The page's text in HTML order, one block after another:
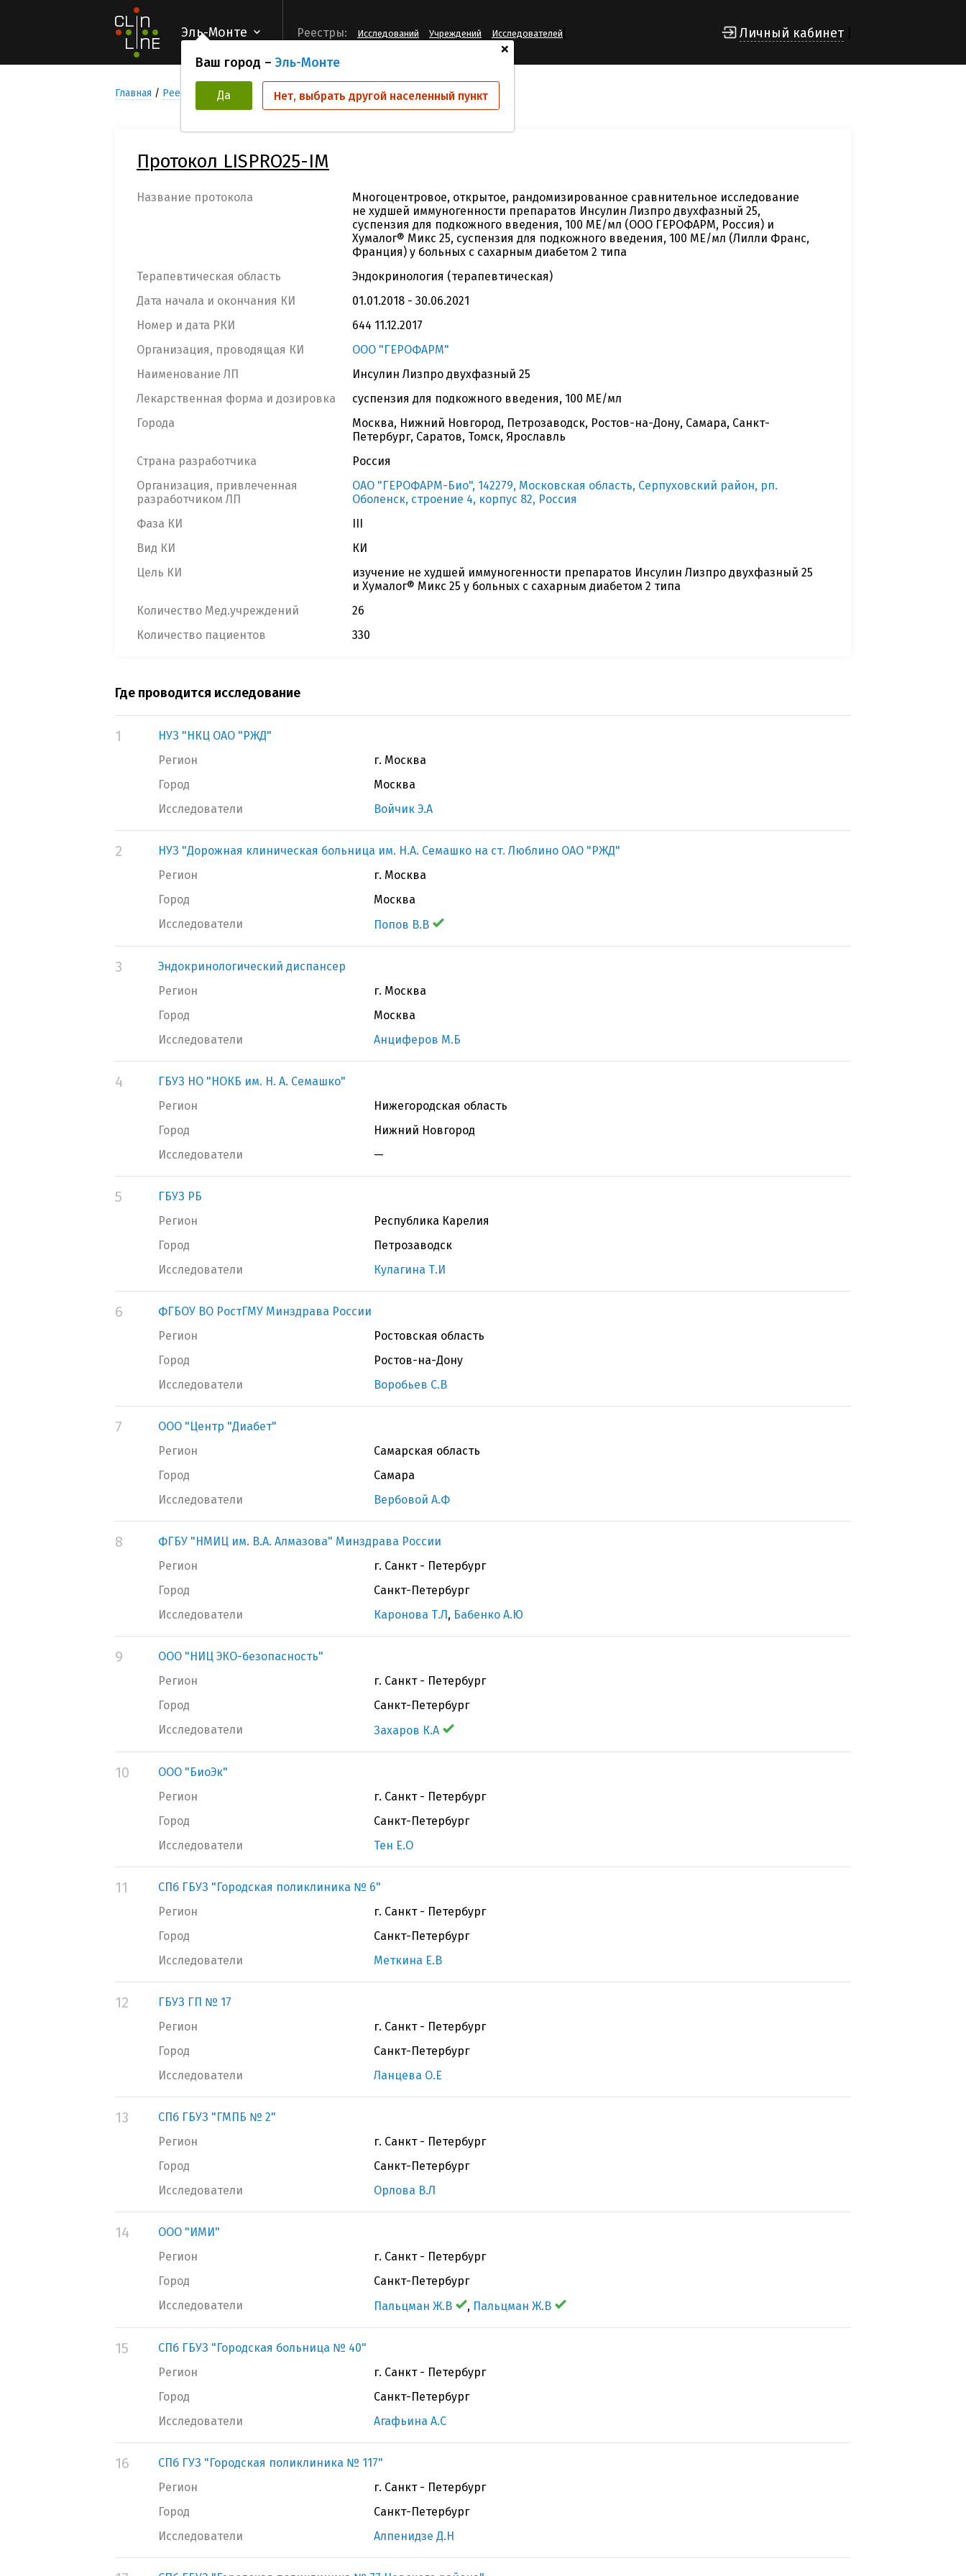
Эль-Монте
+
Ваш город – Эль-Монте
Да Нет, выбрать другой населенный пункт
Реестры: Исследований Учреждений Исследователей Личный кабинет
Главная Реестр Клинических исследований LISPRO25-IM
Протокол LISPRO25-IM
Название протокола
Многоцентровое, открытое, рандомизированное сравнительное исследование
не худшей иммуногенности препаратов Инсулин Лизпро двухфазный 25,
суспензия для подкожного введения, 100 МЕ/мл (ООО ГЕРОФАРМ, Россия) и
Хумалог® Микс 25, суспензия для подкожного введения, 100 МЕ/мл (Лилли Франс,
Франция) у больных с сахарным диабетом 2 типа
Терапевтическая область
Эндокринология (терапевтическая)
Дата начала и окончания КИ
01.01.2018 - 30.06.2021
Номер и дата РКИ
644 11.12.2017
Организация, проводящая КИ
ООО "ГЕРОФАРМ"
Наименование ЛП
Инсулин Лизпро двухфазный 25
Лекарственная форма и дозировка
суспензия для подкожного введения, 100 МЕ/мл
Города
Москва, Нижний Новгород, Петрозаводск, Ростов-на-Дону, Самара, Санкт-
Петербург, Саратов, Томск, Ярославль
Страна разработчика
Россия
Организация, привлеченная
разработчиком ЛП
ОАО "ГЕРОФАРМ-Био", 142279, Московская область, Серпуховский район, рп.
Оболенск, строение 4, корпус 82, Россия
Фаза КИ
III
Вид КИ
КИ
Цель КИ
изучение не худшей иммуногенности препаратов Инсулин Лизпро двухфазный 25
и Хумалог® Микс 25 у больных с сахарным диабетом 2 типа
Количество Мед.учреждений
26
Количество пациентов
330
Где проводится исследование
1
НУЗ "НКЦ ОАО "РЖД"
Регион
г. Москва
Город
Москва
Исследователи
Войчик Э.А
2
НУЗ "Дорожная клиническая больница им. Н.А. Семашко на ст. Люблино ОАО "РЖД"
Регион
г. Москва
Город
Москва
Исследователи
Попов В.В
3
Эндокринологический диспансер
Регион
г. Москва
Город
Москва
Исследователи
Анциферов М.Б
4
ГБУЗ НО "НОКБ им. Н. А. Семашко"
Регион
Нижегородская область
Город
Нижний Новгород
Исследователи
—
5
ГБУЗ РБ
Регион
Республика Карелия
Город
Петрозаводск
Исследователи
Кулагина Т.И
6
ФГБОУ ВО РостГМУ Минздрава России
Регион
Ростовская область
Город
Ростов-на-Дону
Исследователи
Воробьев С.В
7
ООО "Центр "Диабет"
Регион
Самарская область
Город
Самара
Исследователи
Вербовой А.Ф
8
ФГБУ "НМИЦ им. В.А. Алмазова" Минздрава России
Регион
г. Санкт - Петербург
Город
Санкт-Петербург
Исследователи
Каронова Т.Л, Бабенко А.Ю
9
ООО "НИЦ ЭКО-безопасность"
Регион
г. Санкт - Петербург
Город
Санкт-Петербург
Исследователи
Захаров К.А
10
ООО "БиоЭк"
Регион
г. Санкт - Петербург
Город
Санкт-Петербург
Исследователи
Тен Е.О
11
СПб ГБУЗ "Городская поликлиника № 6"
Регион
г. Санкт - Петербург
Город
Санкт-Петербург
Исследователи
Меткина Е.В
12
ГБУЗ ГП № 17
Регион
г. Санкт - Петербург
Город
Санкт-Петербург
Исследователи
Ланцева О.Е
13
СПб ГБУЗ "ГМПБ № 2"
Регион
г. Санкт - Петербург
Город
Санкт-Петербург
Исследователи
Орлова В.Л
14
ООО "ИМИ"
Регион
г. Санкт - Петербург
Город
Санкт-Петербург
Исследователи
Пальцман Ж.В , Пальцман Ж.В
15
СПб ГБУЗ "Городская больница № 40"
Регион
г. Санкт - Петербург
Город
Санкт-Петербург
Исследователи
Агафьина А.С
16
СПб ГУЗ "Городская поликлиника № 117"
Регион
г. Санкт - Петербург
Город
Санкт-Петербург
Исследователи
Алпенидзе Д.Н